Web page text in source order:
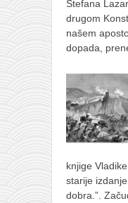
Stefana
drugom
našem
dopada,
knjige
starije
dobra.”.